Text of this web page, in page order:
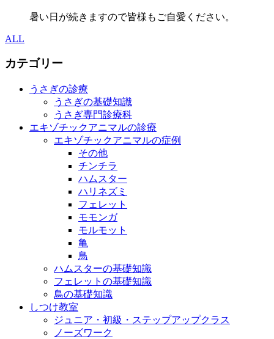
暑い日が続きますので皆様もご自愛ください。
ALL
カテゴリー
うさぎの診療
うさぎの基礎知識
うさぎ専門診療科
エキゾチックアニマルの診療
エキゾチックアニマルの症例
その他
チンチラ
ハムスター
ハリネズミ
フェレット
モモンガ
モルモット
亀
鳥
ハムスターの基礎知識
フェレットの基礎知識
鳥の基礎知識
しつけ教室
ジュニア・初級・ステップアップクラス
ノーズワーク